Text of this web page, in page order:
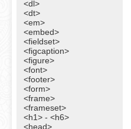
<dl>
<dt>
<em>
<embed>
<fieldset>
<figcaption>
<figure>
<font>
<footer>
<form>
<frame>
<frameset>
<h1> - <h6>
<head>